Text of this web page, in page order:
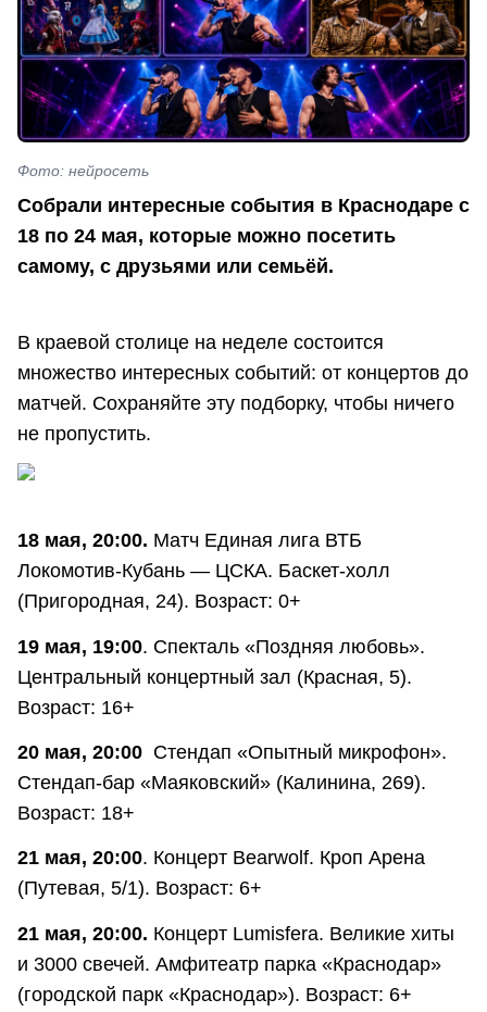
Фото: нейросеть
Собрали интересные события в Краснодаре с
18 по 24 мая, которые можно посетить
самому, с друзьями или семьёй.
В краевой столице на неделе состоится
множество интересных событий: от концертов до
матчей. Сохраняйте эту подборку, чтобы ничего
не пропустить.
18 мая, 20:00. Матч Единая лига ВТБ
Локомотив-Кубань — ЦСКА. Баскет-холл
(Пригородная, 24). Возраст: 0+
19 мая, 19:00. Спекталь «Поздняя любовь».
Центральный концертный зал (Красная, 5).
Возраст: 16+
20 мая, 20:00 Стендап «Опытный микрофон».
Стендап-бар «Маяковский» (Калинина, 269).
Возраст: 18+
21 мая, 20:00. Концерт Bearwolf. Кроп Арена
(Путевая, 5/1). Возраст: 6+
21 мая, 20:00. Концерт Lumisfera. Великие хиты
и 3000 свечей. Амфитеатр парка «Краснодар»
(городской парк «Краснодар»). Возраст: 6+